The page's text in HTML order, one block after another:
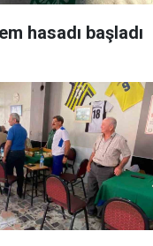
hasadı başladı